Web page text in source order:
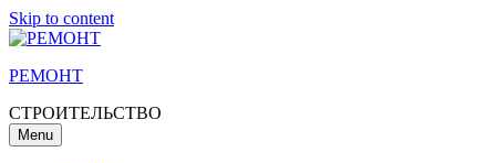
Skip to content
РЕМОНТ
СТРОИТЕЛЬСТВО
Menu